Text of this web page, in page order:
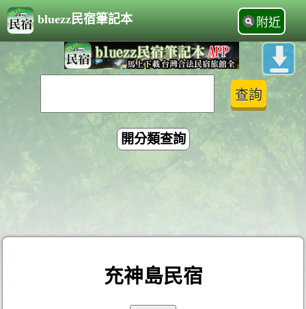
bluezz民宿筆記本 附近
開分類查詢
充神島民宿